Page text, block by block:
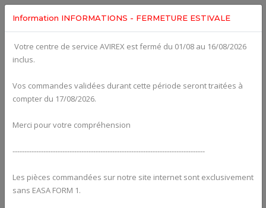
Information INFORMATIONS - FERMETURE ESTIVALE
Votre centre de service AVIREX est fermé du 01/08 au 16/08/2026
inclus.
Vos commandes validées durant cette période seront traitées à
compter du 17/08/2026.
Merci pour votre compréhension
---------------------------------------------------------------------------------
Les pièces commandées sur notre site internet sont exclusivement
sans EASA FORM 1.